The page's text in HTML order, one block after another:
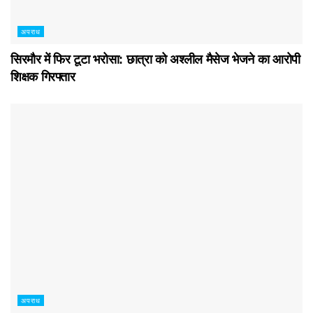
अपराध
सिरमौर में फिर टूटा भरोसा: छात्रा को अश्लील मैसेज भेजने का आरोपी
शिक्षक गिरफ्तार
अपराध